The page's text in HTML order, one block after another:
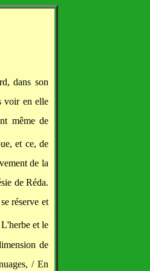
dans son
voir en elle
même de
et ce, de
de la
de Réda.
réserve et
et le
de
/ En